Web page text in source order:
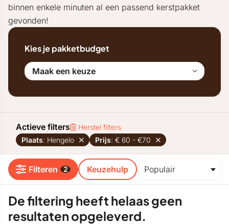
binnen enkele minuten al een passend kerstpakket
gevonden!
Kies je pakketbudget
Maak een keuze
Actieve filters
Herstel filters
Plaats: Hengelo Prijs: € 60 - €70
Filteren 2 Keuzehulp
De filtering heeft helaas geen
resultaten opgeleverd.